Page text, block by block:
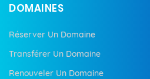
DOMAINES
Réserver Un Domaine
Transférer Un Domaine
Renouveler Un Domaine